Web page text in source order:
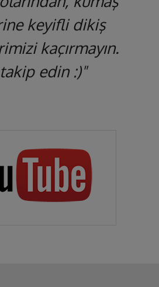
keyifli dikiş
kaçırmayın.
edin :)"